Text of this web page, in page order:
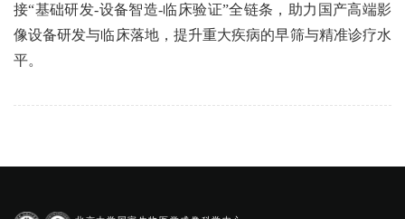
接“基础研发-设备智造-临床验证”全链条，助力国产高端影
像设备研发与临床落地，提升重大疾病的早筛与精准诊疗水
平。